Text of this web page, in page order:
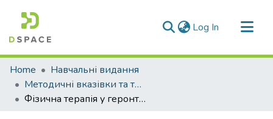
Log In (current)
Communities & Collections
All of DSpace
Statistics
Home
Навчальні видання
Методичні вказівки та тематика дипломних (магістерських) проектів
Фізична терапія у геронтології та геріатрії : тематика магістерських робіт з навчальної дисципліни, галузь знань 22 „Охорона здоров’я”, спеціальність 227 „Фізична терапія, ерготерапія”, рівень вищої освіти - магістр, факультет фізичної терапії та ерготерапії